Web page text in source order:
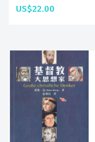
US$22.00